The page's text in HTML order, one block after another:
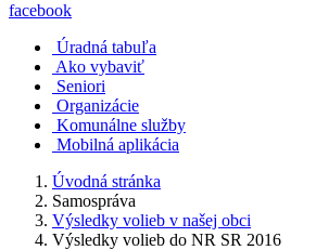
facebook
Úradná tabuľa
Ako vybaviť
Seniori
Organizácie
Komunálne služby
Mobilná aplikácia
Úvodná stránka
Samospráva
Výsledky volieb v našej obci
Výsledky volieb do NR SR 2016